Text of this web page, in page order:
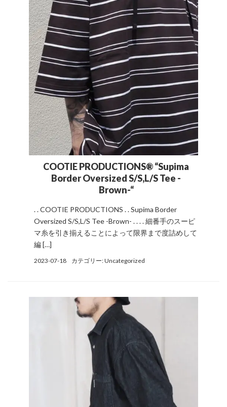
COOTIE PRODUCTIONS® “Supima
Border Oversized S/S,L/S Tee -
Brown-“
. . COOTIE PRODUCTIONS . . Supima Border
Oversized S/S,L/S Tee -Brown- . . . . 細番手のスーピ
マ糸を引き揃えることによって限界まで度詰めして
編 […]
2023-07-18 カテゴリー:Uncategorized